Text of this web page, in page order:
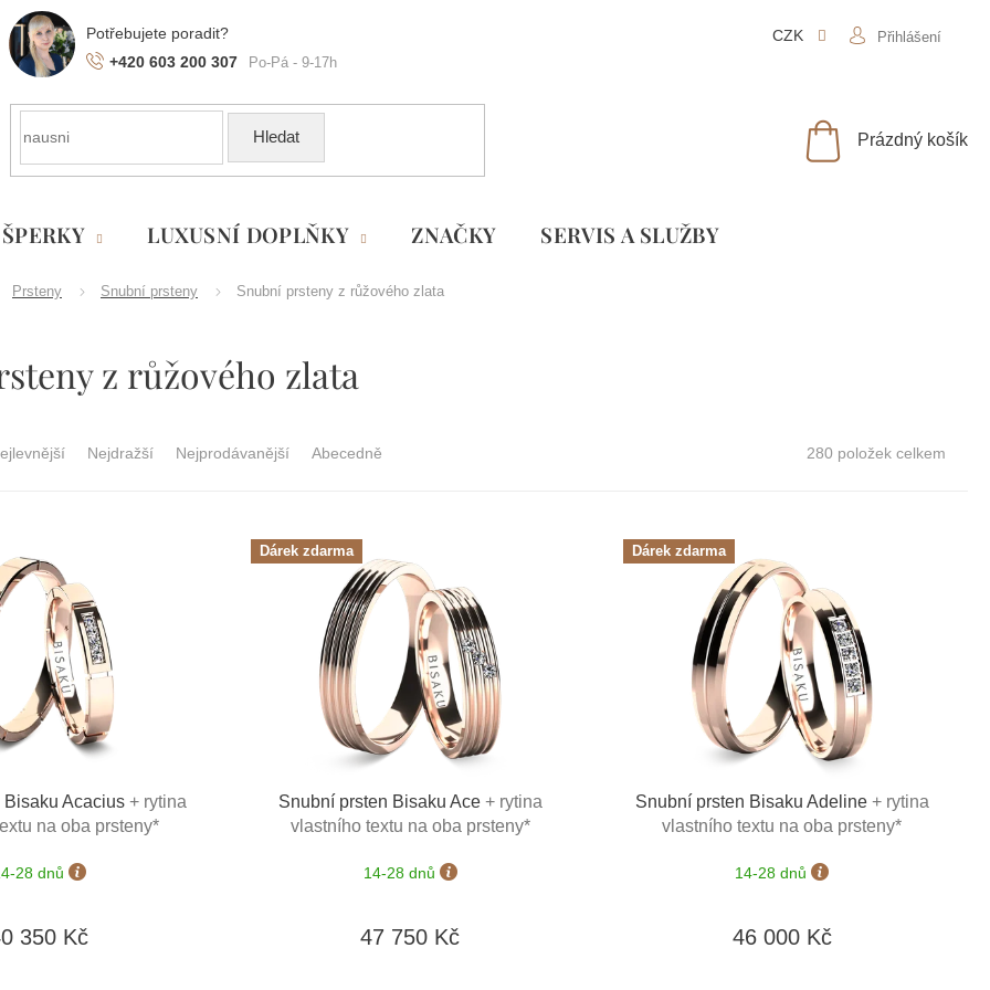
+420 603 200 307
CZK Přihlášení
Hledat
NÁKUPNÍ
Prázdný košík
ŠPERKY LUXUSNÍ DOPLŇKY ZNAČKY SLUŽBY
Prsteny Snubní prsteny Snubní prsteny z růžového zlata
z růžového zlata
Nejdražší Nejprodávanější Abecedně 280 položek celkem
Bisaku Acacius+ rytina
na oba prsteny*
28 dnů
350 Kč
Dárek zdarma
Snubní prsten Bisaku Ace + rytina
vlastního textu na oba prsteny*
14-28 dnů
47 750 Kč
Dárek zdarma
Snubní prsten Bisaku Adeline + rytina
vlastního textu na oba prsteny*
14-28 dnů
46 000 Kč